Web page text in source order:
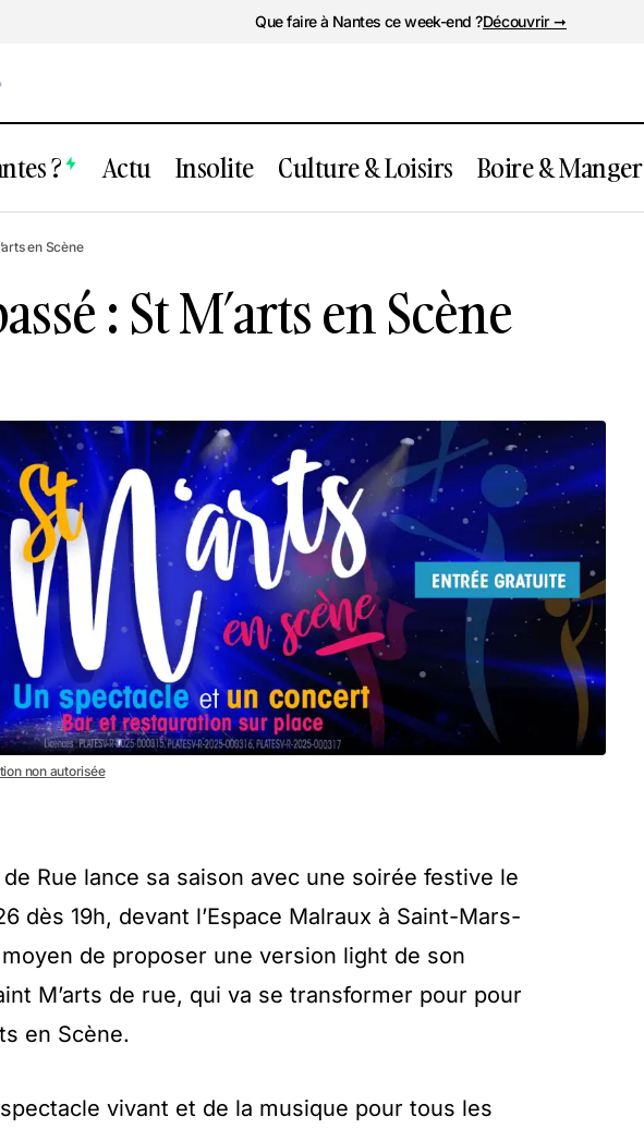
Que faire à Nantes ce week-end ?Découvrir ➞
? Actu Insolite Culture & Loisirs Boire & Manger
Soirée
en Scène
: St M’arts en Scène
non autorisée
de Rue lance sa saison avec une soirée festive le
dès 19h, devant l’Espace Malraux à Saint-Mars-
de proposer une version light de son
M’arts de rue, qui va se transformer pour pour
en Scène.
vivant et de la musique pour tous les